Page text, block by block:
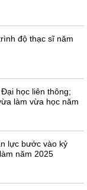
độ thạc sĩ năm
học liên thông;
làm vừa học năm
lực bước vào kỷ
năm 2025